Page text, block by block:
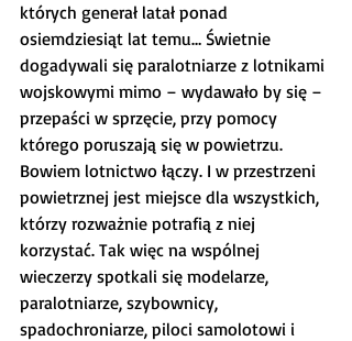
których generał latał ponad
osiemdziesiąt lat temu… Świetnie
dogadywali się paralotniarze z lotnikami
wojskowymi mimo – wydawało by się –
przepaści w sprzęcie, przy pomocy
którego poruszają się w powietrzu.
Bowiem lotnictwo łączy. I w przestrzeni
powietrznej jest miejsce dla wszystkich,
którzy rozważnie potrafią z niej
korzystać. Tak więc na wspólnej
wieczerzy spotkali się modelarze,
paralotniarze, szybownicy,
spadochroniarze, piloci samolotowi i